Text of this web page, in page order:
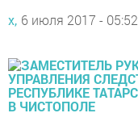
х, 6 июля 2017 - 05:52